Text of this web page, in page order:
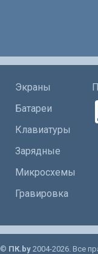
Экраны
Батареи
Клавиатуры
Зарядные
Микросхемы
Гравировка
© ПК.by 2004-2026. Все